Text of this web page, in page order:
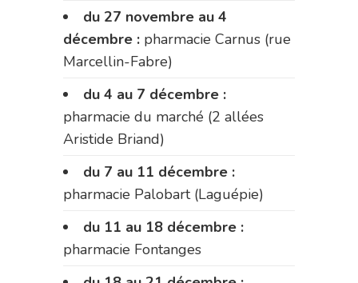
du 27 novembre au 4
décembre : pharmacie Carnus (rue
Marcellin-Fabre)
du 4 au 7 décembre :
pharmacie du marché (2 allées
Aristide Briand)
du 7 au 11 décembre :
pharmacie Palobart (Laguépie)
du 11 au 18 décembre :
pharmacie Fontanges